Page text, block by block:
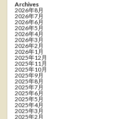
Archives
2026年8月
2026年7月
2026年6月
2026年5月
2026年4月
2026年3月
2026年2月
2026年1月
2025年12月
2025年11月
2025年10月
2025年9月
2025年8月
2025年7月
2025年6月
2025年5月
2025年4月
2025年3月
2025年2月